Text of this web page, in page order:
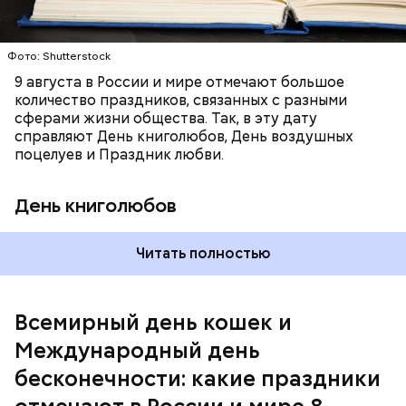
Фото: Shutterstock
9 августа в России и мире отмечают большое
количество праздников, связанных с разными
сферами жизни общества. Так, в эту дату
справляют День книголюбов, День воздушных
поцелуев и Праздник любви.
День книголюбов
Читать полностью
Всемирный день кошек и
Международный день
бесконечности: какие праздники
Международный день бесконечности
бесконечности, то и дата была выбрана «08.08». В
этот праздник организуются тематические лекции
по математике и философии, а также проводят
выставки на тему бесконечности.